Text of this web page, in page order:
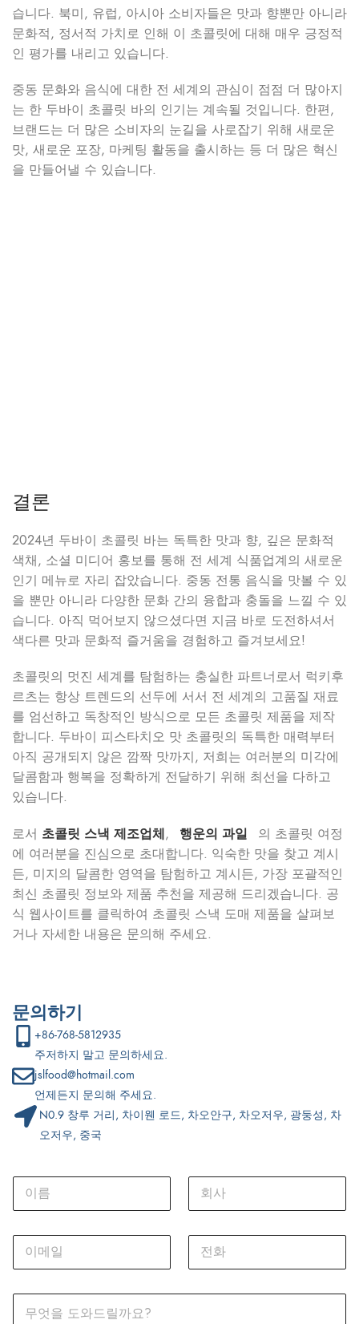
습니다. 북미, 유럽, 아시아 소비자들은 맛과 향뿐만 아니라
문화적, 정서적 가치로 인해 이 초콜릿에 대해 매우 긍정적
인 평가를 내리고 있습니다.
중동 문화와 음식에 대한 전 세계의 관심이 점점 더 많아지
는 한 두바이 초콜릿 바의 인기는 계속될 것입니다. 한편,
브랜드는 더 많은 소비자의 눈길을 사로잡기 위해 새로운
맛, 새로운 포장, 마케팅 활동을 출시하는 등 더 많은 혁신
을 만들어낼 수 있습니다.
결론
2024년 두바이 초콜릿 바는 독특한 맛과 향, 깊은 문화적
색채, 소셜 미디어 홍보를 통해 전 세계 식품업계의 새로운
인기 메뉴로 자리 잡았습니다. 중동 전통 음식을 맛볼 수 있
을 뿐만 아니라 다양한 문화 간의 융합과 충돌을 느낄 수 있
습니다. 아직 먹어보지 않으셨다면 지금 바로 도전하셔서
색다른 맛과 문화적 즐거움을 경험하고 즐겨보세요!
초콜릿의 멋진 세계를 탐험하는 충실한 파트너로서 럭키후
르츠는 항상 트렌드의 선두에 서서 전 세계의 고품질 재료
를 엄선하고 독창적인 방식으로 모든 초콜릿 제품을 제작
합니다. 두바이 피스타치오 맛 초콜릿의 독특한 매력부터
아직 공개되지 않은 깜짝 맛까지, 저희는 여러분의 미각에
달콤함과 행복을 정확하게 전달하기 위해 최선을 다하고
있습니다.
로서 초콜릿 스낵 제조업체, 행운의 과일
의 초콜릿 여정
에 여러분을 진심으로 초대합니다. 익숙한 맛을 찾고 계시
든, 미지의 달콤한 영역을 탐험하고 계시든, 가장 포괄적인
최신 초콜릿 정보와 제품 추천을 제공해 드리겠습니다. 공
식 웹사이트를 클릭하여 초콜릿 스낵 도매 제품을 살펴보
거나 자세한 내용은 문의해 주세요.
문의하기
+86-768-5812935
주저하지 말고 문의하세요.
jslfood@hotmail.com
언제든지 문의해 주세요.
N0.9 창루 거리, 차이웬 로드, 차오안구, 차오저우, 광둥성, 차
오저우, 중국